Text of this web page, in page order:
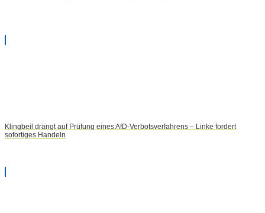
Klingbeil drängt auf Prüfung eines AfD-Verbotsverfahrens – Linke fordert
sofortiges Handeln